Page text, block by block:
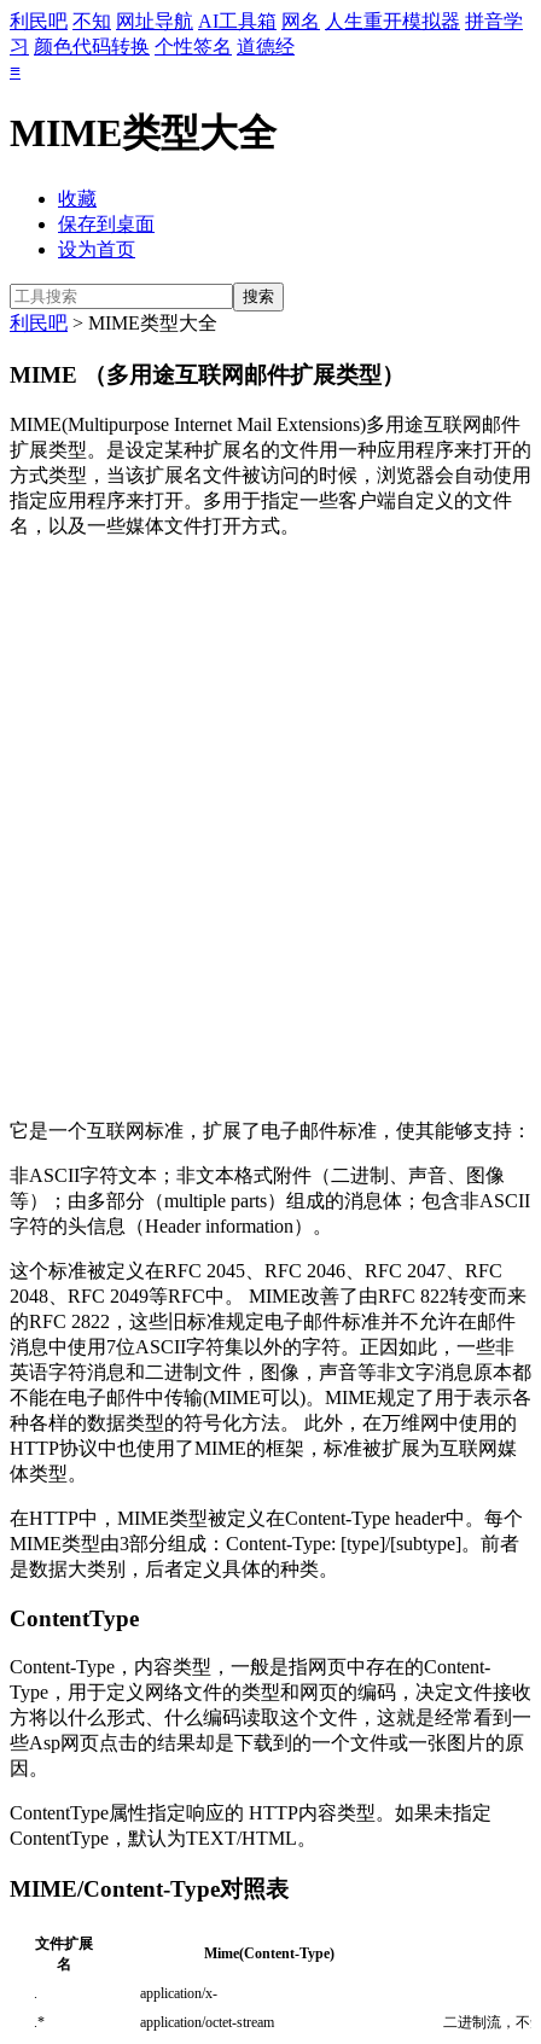
利民吧 不知 网址导航 AI工具箱 网名 人生重开模拟器 拼音学
习 颜色代码转换 个性签名 道德经
≡
MIME类型大全
收藏
保存到桌面
设为首页
利民吧 > MIME类型大全
MIME （多用途互联网邮件扩展类型）
MIME(Multipurpose Internet Mail Extensions)多用途互联网邮件
扩展类型。是设定某种扩展名的文件用一种应用程序来打开的
方式类型，当该扩展名文件被访问的时候，浏览器会自动使用
指定应用程序来打开。多用于指定一些客户端自定义的文件
名，以及一些媒体文件打开方式。
它是一个互联网标准，扩展了电子邮件标准，使其能够支持：
非ASCII字符文本；非文本格式附件（二进制、声音、图像
等）；由多部分（multiple parts）组成的消息体；包含非ASCII
字符的头信息（Header information）。
这个标准被定义在RFC 2045、RFC 2046、RFC 2047、RFC
2048、RFC 2049等RFC中。 MIME改善了由RFC 822转变而来
的RFC 2822，这些旧标准规定电子邮件标准并不允许在邮件
消息中使用7位ASCII字符集以外的字符。正因如此，一些非
英语字符消息和二进制文件，图像，声音等非文字消息原本都
不能在电子邮件中传输(MIME可以)。MIME规定了用于表示各
种各样的数据类型的符号化方法。 此外，在万维网中使用的
HTTP协议中也使用了MIME的框架，标准被扩展为互联网媒
体类型。
在HTTP中，MIME类型被定义在Content-Type header中。每个
MIME类型由3部分组成：Content-Type: [type]/[subtype]。前者
是数据大类别，后者定义具体的种类。
ContentType
Content-Type，内容类型，一般是指网页中存在的Content-
Type，用于定义网络文件的类型和网页的编码，决定文件接收
方将以什么形式、什么编码读取这个文件，这就是经常看到一
些Asp网页点击的结果却是下载到的一个文件或一张图片的原
因。
ContentType属性指定响应的 HTTP内容类型。如果未指定
ContentType，默认为TEXT/HTML。
MIME/Content-Type对照表
文件扩展
名
Mime(Content-Type)
.
application/x-
.*
application/octet-stream
二进制流，不